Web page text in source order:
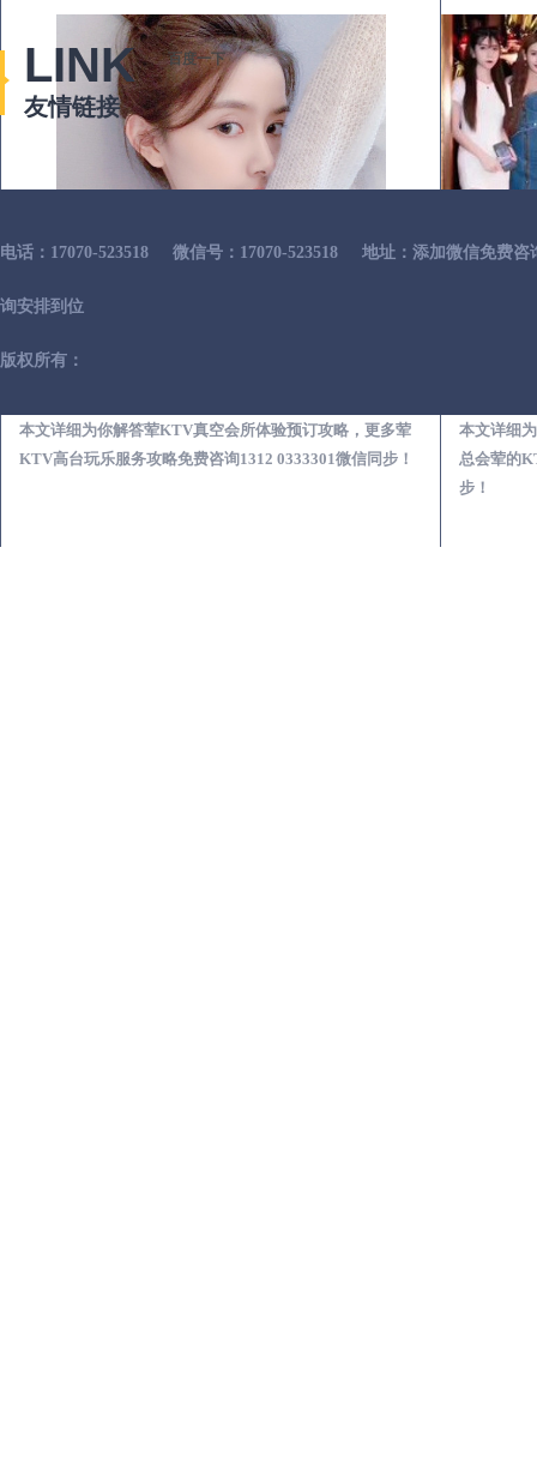
本文详细为你解答荤KTV真空会所体验预订攻略，更多荤
KTV高台玩乐服务攻略免费咨询1312 0333301微信同步！
本文详细
总会荤的
步！
LINK
友情链接
百度一下
电话：17070-523518 微信号：17070-523518 地址：添加微信免费
询安排到位
版权所有：